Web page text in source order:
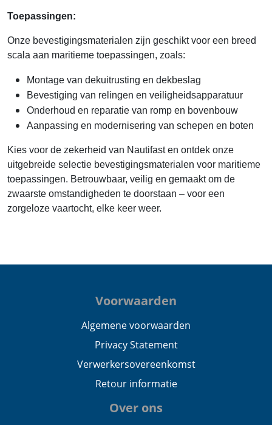
Toepassingen:
Onze bevestigingsmaterialen zijn geschikt voor een breed
scala aan maritieme toepassingen, zoals:
Montage van dekuitrusting en dekbeslag
Bevestiging van relingen en veiligheidsapparatuur
Onderhoud en reparatie van romp en bovenbouw
Aanpassing en modernisering van schepen en boten
Kies voor de zekerheid van Nautifast en ontdek onze
uitgebreide selectie bevestigingsmaterialen voor maritieme
toepassingen. Betrouwbaar, veilig en gemaakt om de
zwaarste omstandigheden te doorstaan – voor een
zorgeloze vaartocht, elke keer weer.
Voorwaarden
Algemene voorwaarden
Privacy Statement
Verwerkersovereenkomst
Retour informatie
Over ons